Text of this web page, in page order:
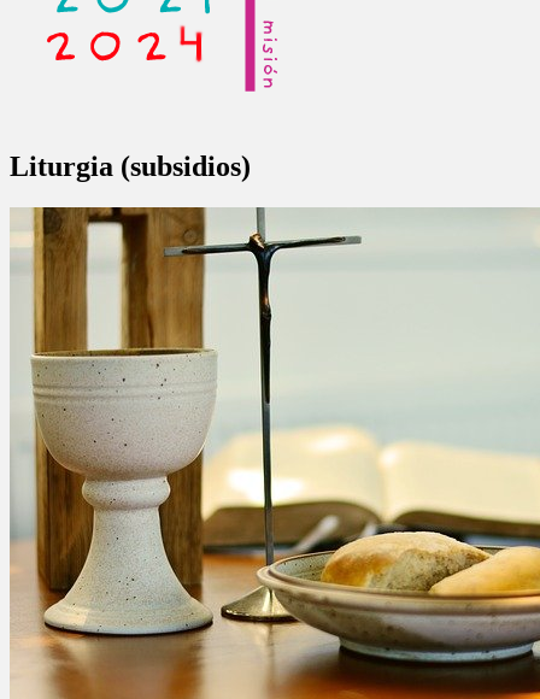
Liturgia (subsidios)